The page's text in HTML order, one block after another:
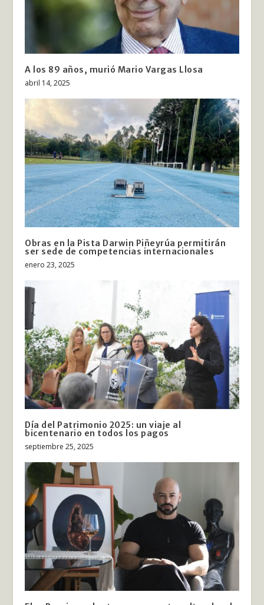
A los 89 años, murió Mario Vargas Llosa
abril 14, 2025
Obras en la Pista Darwin Piñeyrúa permitirán
ser sede de competencias internacionales
enero 23, 2025
Día del Patrimonio 2025: un viaje al
bicentenario en todos los pagos
septiembre 25, 2025